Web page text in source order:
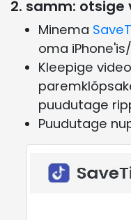
2. samm: otsige
Minema
oma
Kleepige
puudutage
Puudutage